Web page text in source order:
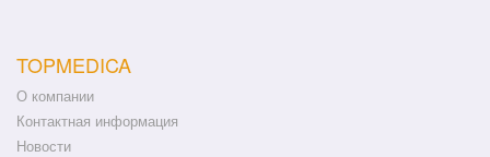
TOPMEDICA
О компании
Контактная информация
Новости